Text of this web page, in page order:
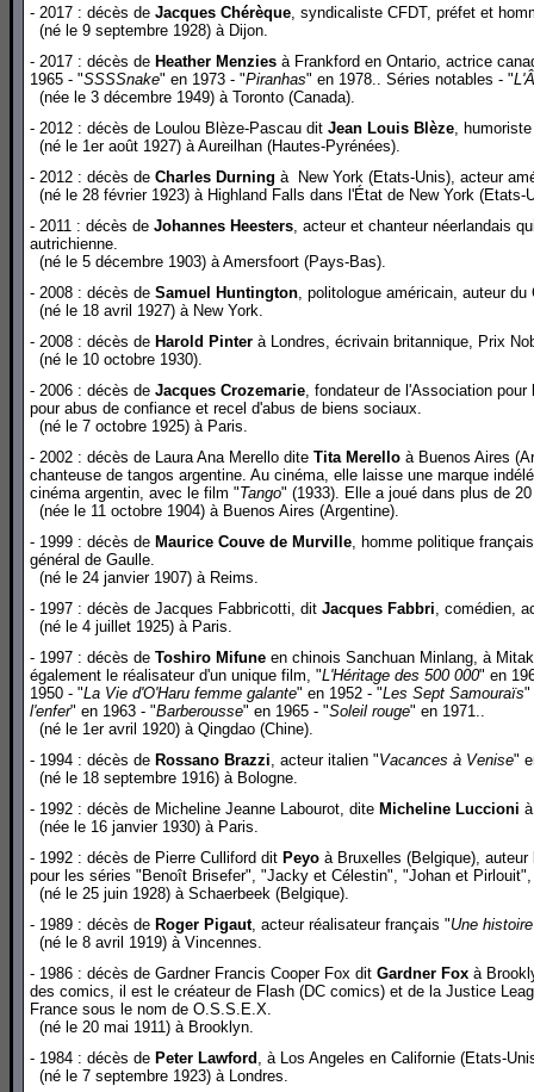
- 2017 : décès de Jacques Chérèque, syndicaliste CFDT, préfet et
(né le 9 septembre 1928) à Dijon.
- 2017 : décès de Heather Menzies à Frankford en Ontario, actrice
1965 - "SSSSnake" en 1973 - "Piranhas" en 1978.. Séries notables - "
(née le 3 décembre 1949) à Toronto (Canada).
- 2012 : décès de Loulou Blèze-Pascau dit Jean Louis Blèze,
(né le 1er août 1927) à Aureilhan (Hautes-Pyrénées).
- 2012 : décès de Charles Durning à New York (Etats-Unis), acteur
(né le 28 février 1923) à Highland Falls dans l'État de New York (Etats-
- 2011 : décès de Johannes Heesters, acteur et chanteur néerlandais
autrichienne.
(né le 5 décembre 1903) à Amersfoort (Pays-Bas).
- 2008 : décès de Samuel Huntington, politologue américain, auteur
(né le 18 avril 1927) à New York.
- 2008 : décès de Harold Pinter à Londres, écrivain britannique, Prix
(né le 10 octobre 1930).
- 2006 : décès de Jacques Crozemarie, fondateur de l'Association
pour abus de confiance et recel d'abus de biens sociaux.
(né le 7 octobre 1925) à Paris.
- 2002 : décès de Laura Ana Merello dite Tita Merello à Buenos Aires
chanteuse de tangos argentine. Au cinéma, elle laisse une marque
cinéma argentin, avec le film "Tango" (1933). Elle a joué dans plus de
(née le 11 octobre 1904) à Buenos Aires (Argentine).
- 1999 : décès de Maurice Couve de Murville, homme politique
général de Gaulle.
(né le 24 janvier 1907) à Reims.
- 1997 : décès de Jacques Fabbricotti, dit Jacques Fabbri, comédien,
(né le 4 juillet 1925) à Paris.
- 1997 : décès de Toshiro Mifune en chinois Sanchuan Minlang, à
également le réalisateur d'un unique film, "L'Héritage des 500 000" en
1950 - "La Vie d'O'Haru femme galante" en 1952 - "Les Sept Samouraïs"
l'enfer" en 1963 - "Barberousse" en 1965 - "Soleil rouge" en 1971..
(né le 1er avril 1920) à Qingdao (Chine).
- 1994 : décès de Rossano Brazzi, acteur italien "Vacances à Venise"
(né le 18 septembre 1916) à Bologne.
- 1992 : décès de Micheline Jeanne Labourot, dite Micheline Luccioni
(née le 16 janvier 1930) à Paris.
- 1992 : décès de Pierre Culliford dit Peyo à Bruxelles (Belgique),
pour les séries "Benoît Brisefer", "Jacky et Célestin", "Johan et
(né le 25 juin 1928) à Schaerbeek (Belgique).
- 1989 : décès de Roger Pigaut, acteur réalisateur français "Une
(né le 8 avril 1919) à Vincennes.
- 1986 : décès de Gardner Francis Cooper Fox dit Gardner Fox à
des comics, il est le créateur de Flash (DC comics) et de la Justice
France sous le nom de O.S.S.E.X.
(né le 20 mai 1911) à Brooklyn.
- 1984 : décès de Peter Lawford , à Los Angeles en Californie (Etats-
(né le 7 septembre 1923) à Londres.